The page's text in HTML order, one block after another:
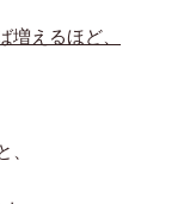
えるほど、